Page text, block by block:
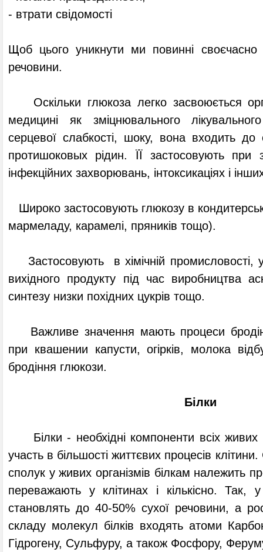
- втрати свідомості
Щоб цього уникнути ми повинні своєчасно
речовини.
Оскільки глюкоза легко засвоюється
медицині як зміцнювального
серцевої слабкості, шоку, вона входить до
протишоковых рідин. ЇЇ застосовують при
інфекційних захворювань, інтоксикаціях і
Широко застосовують глюкозу в
мармеладу, карамелі, пряників тощо).
Застосовують в хімічній промисловості,
вихідного продукту під час виробництва
синтезу низки похідних цукрів тощо.
Важливе значення мають процеси
при квашении капусти, огірків, молока
бродіння глюкози.
Білки
Білки - необхідні компоненти всіх живих
участь в більшості життєвих процесів
сполук у живих організмів білкам належить
переважають у клітинах і кількісно. Так,
становлять до 40-50% сухої речовини, а
складу молекул білків входять атоми
Гідрогену, Сульфуру, а також Фосфору,